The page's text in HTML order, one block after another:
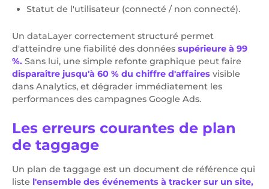
Statut de l'utilisateur (connecté / non connecté).
Un dataLayer correctement structuré permet
d'atteindre une fiabilité des données supérieure à 99
%. Sans lui, une simple refonte graphique peut faire
disparaître jusqu'à 60 % du chiffre d'affaires visible
dans Analytics, et dégrader immédiatement les
performances des campagnes Google Ads.
Les erreurs courantes de plan
de taggage
Un plan de taggage est un document de référence qui
liste l'ensemble des événements à tracker sur un site,